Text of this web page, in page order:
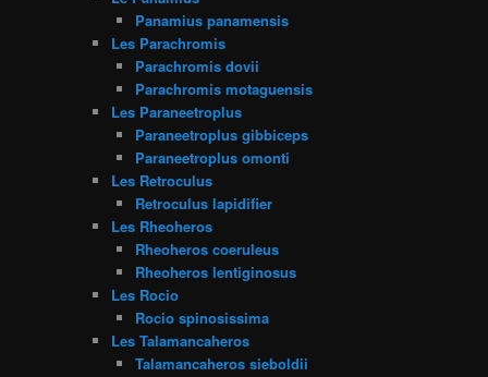
Panamius panamensis
Les Parachromis
Parachromis dovii
Parachromis motaguensis
Les Paraneetroplus
Paraneetroplus gibbiceps
Paraneetroplus omonti
Les Retroculus
Retroculus lapidifier
Les Rheoheros
Rheoheros coeruleus
Rheoheros lentiginosus
Les Rocio
Rocio spinosissima
Les Talamancaheros
Talamancaheros sieboldii